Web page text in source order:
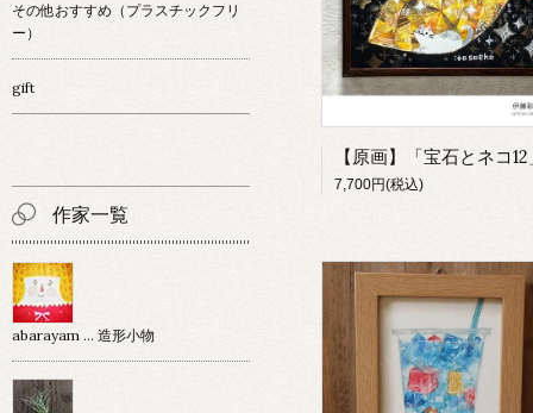
7,700円(税込)
その他おすすめ（プラスチックフリ
ー）
gift
作家一覧
abarayam … 造形小物